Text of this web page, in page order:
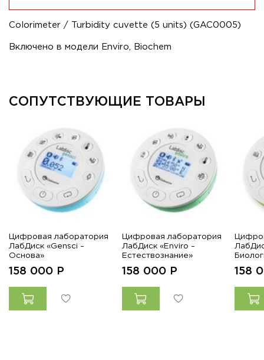
Colorimeter / Turbidity cuvette (5 units) (GAC0005)
Включено в модели Enviro, Biochem
СОПУТСТВУЮЩИЕ ТОВАРЫ
Цифровая лаборатория
ЛабДиск «Gensci –
Основа»
158 000 Р
Цифровая лаборатория
ЛабДиск «Enviro –
Естествознание»
158 000 Р 158